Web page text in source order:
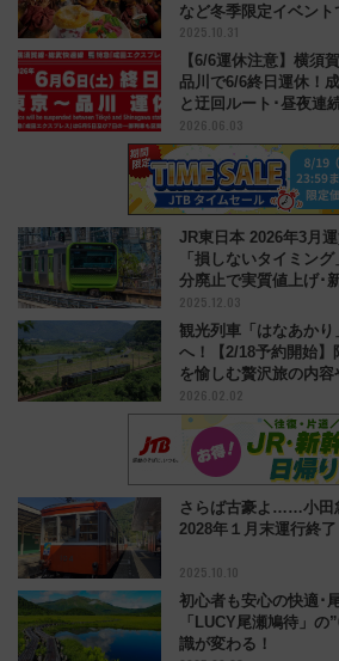
など冬季限定イベン
2025.10.31
【6/6運休注意】横須
品川で6/6終日運休！
と迂回ルート･昼夜連
2026.06.03
JR東日本 2026年3月
「損しないタイミン
分廃止で実質値上げ･
2025.12.03
観光列車「はなあか
へ！【2/18予約開始
を愉しむ贅沢旅の内
2026.02.02
さらば古豪よ……小田
2028年１月末運行終了
2025.10.10
初心者も安心の快適･
「LUCY尾瀬鳩待」
識が変わる！